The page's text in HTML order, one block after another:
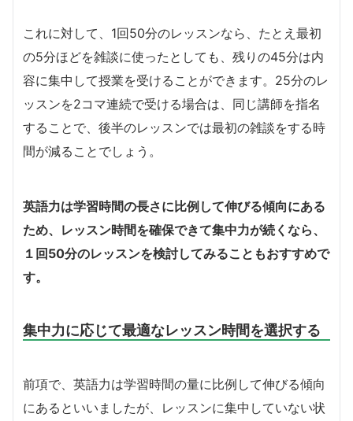
これに対して、1回50分のレッスンなら、たとえ最初
の5分ほどを雑談に使ったとしても、残りの45分は内
容に集中して授業を受けることができます。25分のレ
ッスンを2コマ連続で受ける場合は、同じ講師を指名
することで、後半のレッスンでは最初の雑談をする時
間が減ることでしょう。
英語力は学習時間の長さに比例して伸びる傾向にある
ため、レッスン時間を確保できて集中力が続くなら、
１回50分のレッスンを検討してみることもおすすめで
す。
集中力に応じて最適なレッスン時間を選択する
前項で、英語力は学習時間の量に比例して伸びる傾向
にあるといいましたが、レッスンに集中していない状